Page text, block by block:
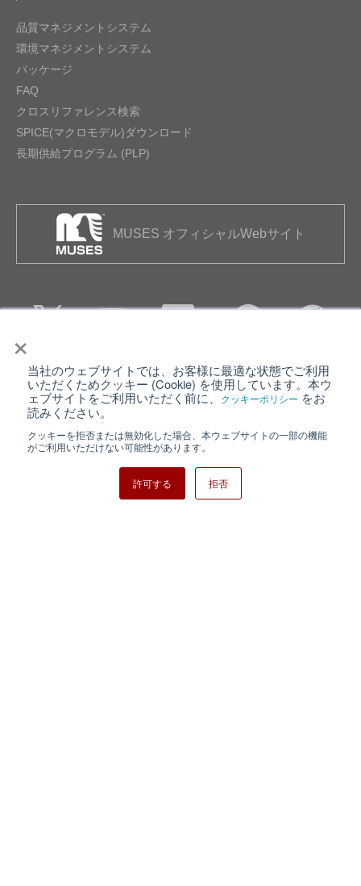
×
当社のウェブサイトでは、お客様に最適な状態でご利用
いただくためクッキー (Cookie) を使用しています。本ウ
ェブサイトをご利用いただく前に、
クッキーポリシー をお
読みください。
クッキーを拒否または無効化した場合、本ウェブサイトの一部の機能
がご利用いただけない可能性があります。
許可する 拒否
品質マネジメントシステム
環境マネジメントシステム
パッケージ
FAQ
クロスリファレンス検索
SPICE(マクロモデル)ダウンロード
長期供給プログラム (PLP)
MUSES オフィシャルWebサイト
個人情報保護について ウェブサイト利用規約
クッキーポリシー
日清紡ホールディングス
Copyright ⓒ Nisshinbo Micro Devices Inc. All Rights Reserved.